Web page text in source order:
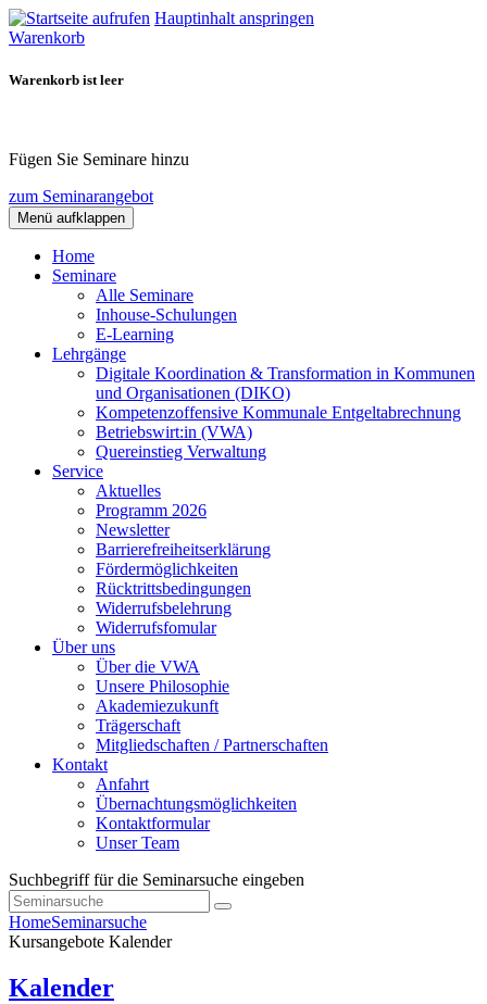
Hauptinhalt anspringen
Warenkorb
Warenkorb ist leer
Fügen Sie Seminare hinzu
zum Seminarangebot
Menü aufklappen
Home
Seminare
Alle Seminare
Inhouse-Schulungen
E-Learning
Lehrgänge
Digitale Koordination & Transformation in Kommunen
und Organisationen (DIKO)
Kompetenzoffensive Kommunale Entgeltabrechnung
Betriebswirt:in (VWA)
Quereinstieg Verwaltung
Service
Aktuelles
Programm 2026
Newsletter
Barrierefreiheitserklärung
Fördermöglichkeiten
Rücktrittsbedingungen
Widerrufsbelehrung
Widerrufsfomular
Über uns
Über die VWA
Unsere Philosophie
Akademiezukunft
Trägerschaft
Mitgliedschaften / Partnerschaften
Kontakt
Anfahrt
Übernachtungsmöglichkeiten
Kontaktformular
Unser Team
Suchbegriff für die Seminarsuche eingeben
HomeSeminarsuche
Kursangebote Kalender
Kalender